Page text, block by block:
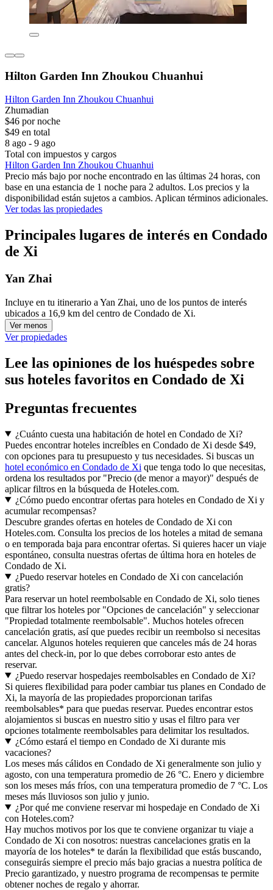
Hilton Garden Inn Zhoukou Chuanhui
Hilton Garden Inn Zhoukou Chuanhui
Zhumadian
$46 por noche
$49 en total
8 ago - 9 ago
Total con impuestos y cargos
Hilton Garden Inn Zhoukou Chuanhui
Precio más bajo por noche encontrado en las últimas 24 horas, con
base en una estancia de 1 noche para 2 adultos. Los precios y la
disponibilidad están sujetos a cambios. Aplican términos adicionales.
Ver todas las propiedades
Principales lugares de interés en Condado
de Xi
Yan Zhai
Incluye en tu itinerario a Yan Zhai, uno de los puntos de interés
ubicados a 16,9 km del centro de Condado de Xi.
Ver menos
Ver propiedades
Lee las opiniones de los huéspedes sobre
sus hoteles favoritos en Condado de Xi
Preguntas frecuentes
¿Cuánto cuesta una habitación de hotel en Condado de Xi?
Puedes encontrar hoteles increíbles en Condado de Xi desde $49,
con opciones para tu presupuesto y tus necesidades. Si buscas un
hotel económico en Condado de Xi que tenga todo lo que necesitas,
ordena los resultados por "Precio (de menor a mayor)" después de
aplicar filtros en la búsqueda de Hoteles.com.
¿Cómo puedo encontrar ofertas para hoteles en Condado de Xi y
acumular recompensas?
Descubre grandes ofertas en hoteles de Condado de Xi con
Hoteles.com. Consulta los precios de los hoteles a mitad de semana
o en temporada baja para encontrar ofertas. Si quieres hacer un viaje
espontáneo, consulta nuestras ofertas de última hora en hoteles de
Condado de Xi.
¿Puedo reservar hoteles en Condado de Xi con cancelación
gratis?
Para reservar un hotel reembolsable en Condado de Xi, solo tienes
que filtrar los hoteles por "Opciones de cancelación" y seleccionar
"Propiedad totalmente reembolsable". Muchos hoteles ofrecen
cancelación gratis, así que puedes recibir un reembolso si necesitas
cancelar. Algunos hoteles requieren que canceles más de 24 horas
antes del check-in, por lo que debes corroborar esto antes de
reservar.
¿Puedo reservar hospedajes reembolsables en Condado de Xi?
Si quieres flexibilidad para poder cambiar tus planes en Condado de
Xi, la mayoría de las propiedades proporcionan tarifas
reembolsables* para que puedas reservar. Puedes encontrar estos
alojamientos si buscas en nuestro sitio y usas el filtro para ver
opciones totalmente reembolsables para delimitar los resultados.
¿Cómo estará el tiempo en Condado de Xi durante mis
vacaciones?
Los meses más cálidos en Condado de Xi generalmente son julio y
agosto, con una temperatura promedio de 26 °C. Enero y diciembre
son los meses más fríos, con una temperatura promedio de 7 °C. Los
meses más lluviosos son julio y junio.
¿Por qué me conviene reservar mi hospedaje en Condado de Xi
con Hoteles.com?
Hay muchos motivos por los que te conviene organizar tu viaje a
Condado de Xi con nosotros: nuestras cancelaciones gratis en la
mayoría de los hoteles* te darán la flexibilidad que estás buscando,
conseguirás siempre el precio más bajo gracias a nuestra política de
Precio garantizado, y nuestro programa de recompensas te permite
obtener noches de regalo y ahorrar.